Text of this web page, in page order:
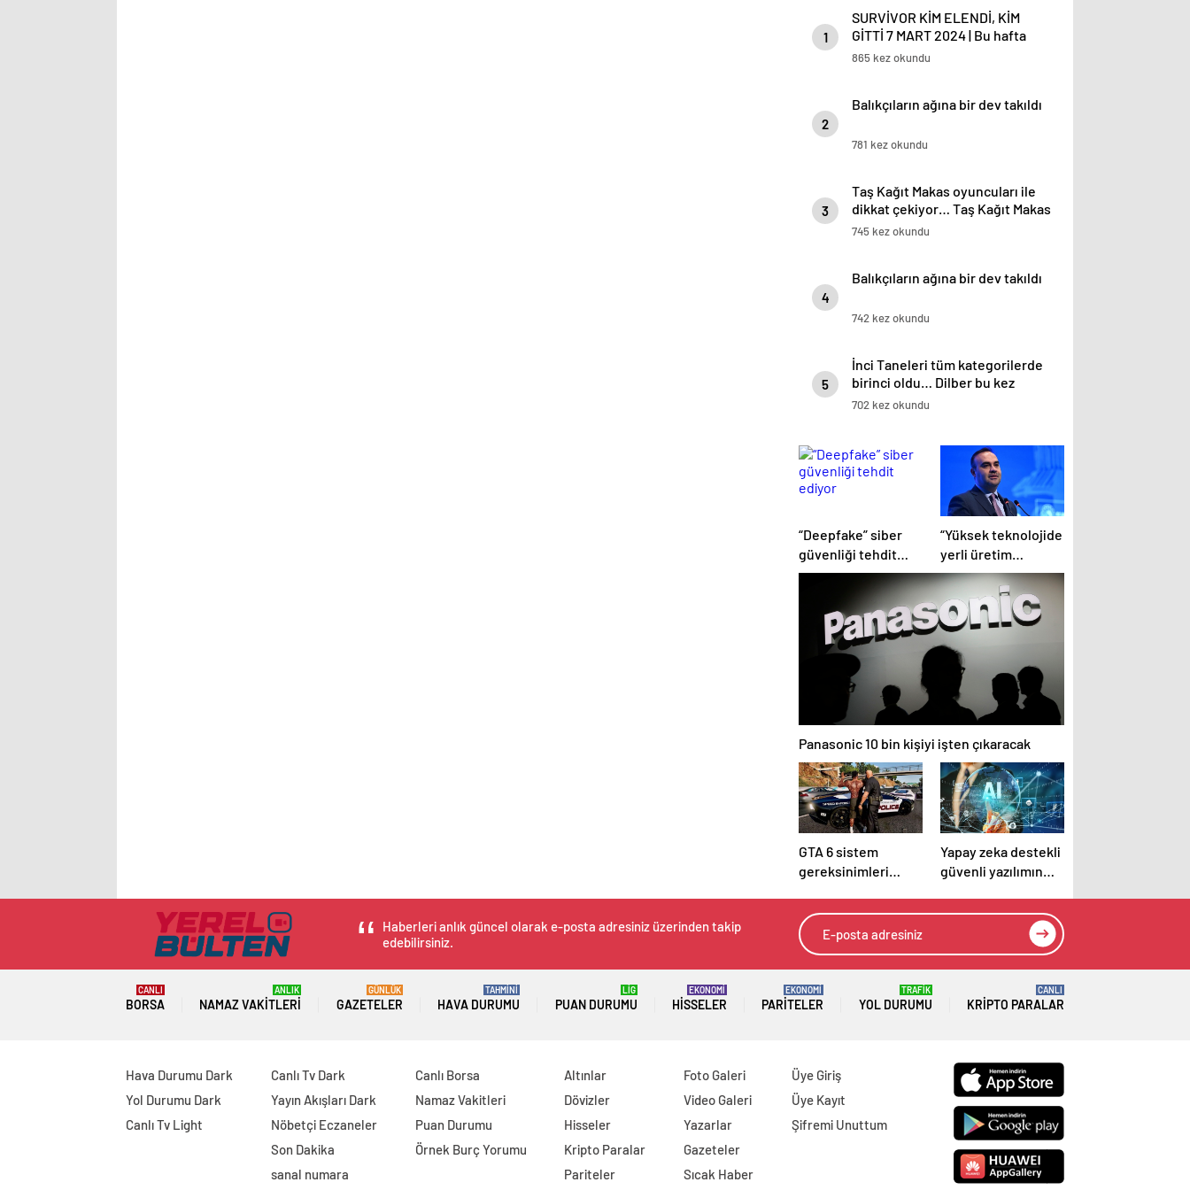
1
SURVİVOR KİM ELENDİ, KİM
GİTTİ 7 MART 2024 | Bu hafta
Survivor All Star eleme
Hıçkıra hıçkıra ağladı: ‘Sürekli
sitemim yok…’
865 kez okundu
2
Balıkçıların ağına bir dev takıldı
781 kez okundu
3
Taş Kağıt Makas oyuncuları ile
dikkat çekiyor… Taş Kağıt Makas
oyuncu kadrosu ve konusu
745 kez okundu
4
Balıkçıların ağına bir dev takıldı
742 kez okundu
5
İnci Taneleri tüm kategorilerde
birinci oldu… Dilber bu kez
ağlattı!
702 kez okundu
“Deepfake” siber
güvenliği tehdit
ediyor
“Yüksek teknolojide
yerli üretim
kapasitesi artacak”
Panasonic 10 bin kişiyi işten çıkaracak
GTA 6 sistem
gereksinimleri
GB boş alan istiyor?
Yapay zeka destekli
güvenli yazılımın
İstanbul’da
Haberleri anlık güncel olarak e-posta adresiniz üzerinden takip
edebilirsiniz.
BORSA
CANLI
NAMAZ VAKITLERI
ANLIK
GAZETELER
GÜNLÜK
HAVA DURUMU
TAHMİNİ
PUAN DURUMU
LİG
HISSELER
EKONOMİ
PARITELER
EKONOMİ
YOL DURUMU
TRAFİK
KRIPTO PARALAR
CANLI
Hava Durumu Dark
Yol Durumu Dark
Canlı Tv Light
Canlı Tv Dark
Yayın Akışları Dark
Nöbetçi Eczaneler
Son Dakika
sanal numara
Canlı Borsa
Namaz Vakitleri
Puan Durumu
Örnek Burç Yorumu
Altınlar
Dövizler
Hisseler
Kripto Paralar
Pariteler
Foto Galeri
Video Galeri
Yazarlar
Gazeteler
Sıcak Haber
Üye Giriş
Üye Kayıt
Şifremi Unuttum